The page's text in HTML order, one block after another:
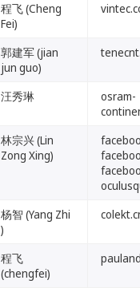
程飞 (Cheng
Fei)
郭建军 (jian
jun guo)
汪秀琳
osram-
林宗兴 (Lin
Zong Xing)
杨智 (Yang Zhi
)
程飞
(chengfei)